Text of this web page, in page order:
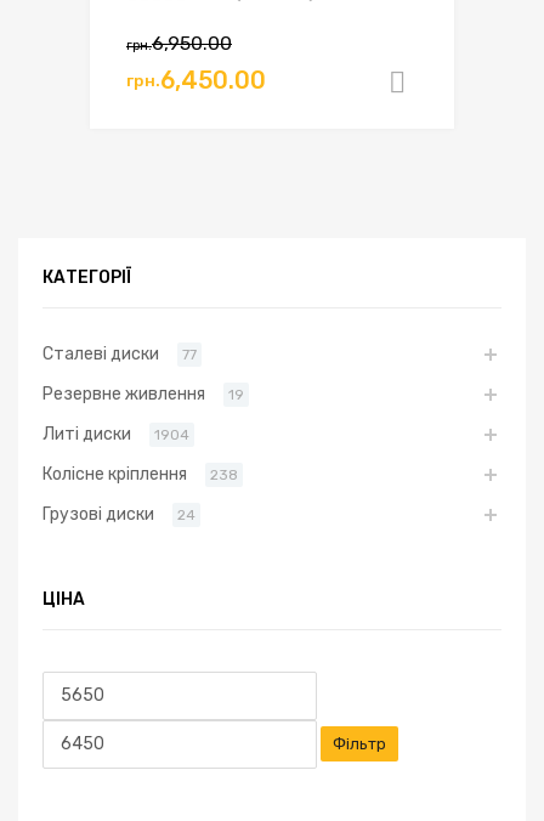
грн.6,950.00
грн.6,450.00
КАТЕГОРІЇ
Сталеві диски 77
Резервне живлення 19
Литі диски 1904
Колісне кріплення 238
Грузові диски 24
ЦІНА
Фільтр